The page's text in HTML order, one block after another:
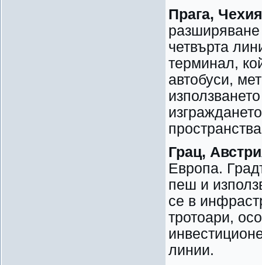
Прага, Чехия
четвърта
терминал,
автобуси,
Грац,
Европа.
пеш и
се в
тротоари,
линии.